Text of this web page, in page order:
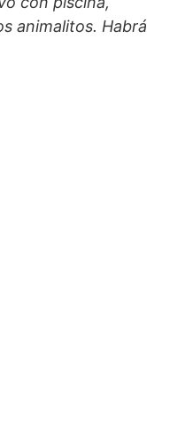
animalitos. Habrá